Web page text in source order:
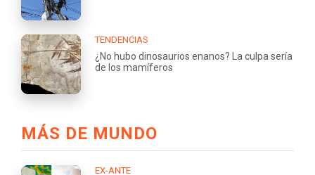
TENDENCIAS
¿No hubo dinosaurios enanos? La culpa sería
de los mamíferos
MÁS DE MUNDO
EX-ANTE